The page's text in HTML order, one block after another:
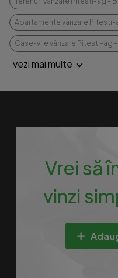
Apartamente vânzare Pitesti-
Case-vile vânzare Pitesti-ag
vezi mai multe
Vrei să
vinzi